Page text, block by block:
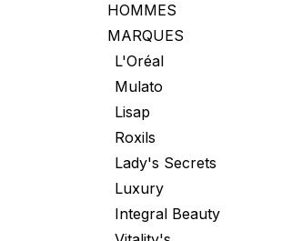
HOMMES
MARQUES
L'Oréal
Mulato
Lisap
Roxils
Lady's Secrets
Luxury
Integral Beauty